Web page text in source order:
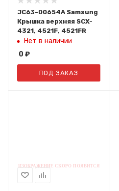
JC63-00654A Samsung
Крышка верхняя SCX-
4321, 4521F, 4521FR
Нет в наличии
0 ₽
ПОД ЗАКАЗ